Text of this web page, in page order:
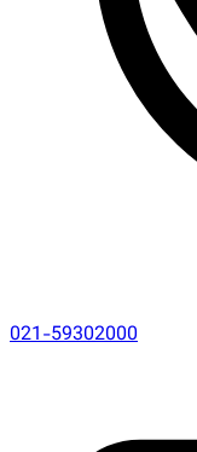
021-59302000